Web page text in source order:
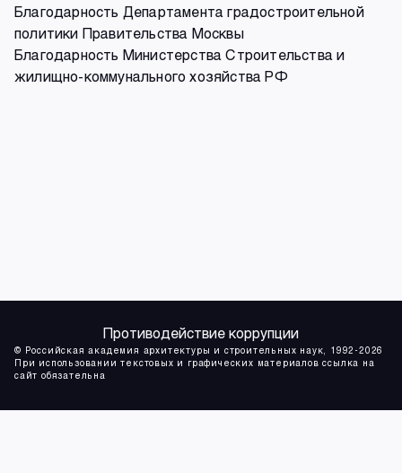
Благодарность Департамента градостроительной
политики Правительства Москвы
Благодарность Министерства Строительства и
жилищно-коммунального хозяйства РФ
© Российская академия архитектуры и строительных наук, 1992-2026
При использовании текстовых и графических материалов ссылка на
сайт обязательна
Противодействие коррупции